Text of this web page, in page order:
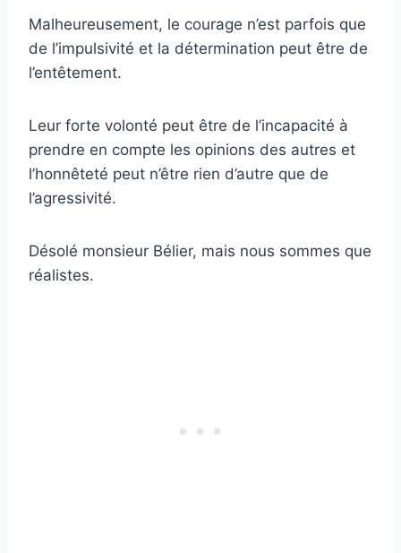
Malheureusement, le courage n’est parfois que
de l’impulsivité et la détermination peut être de
l’entêtement.
Leur forte volonté peut être de l’incapacité à
prendre en compte les opinions des autres et
l’honnêteté peut n’être rien d’autre que de
l’agressivité.
Désolé monsieur Bélier, mais nous sommes que
réalistes.